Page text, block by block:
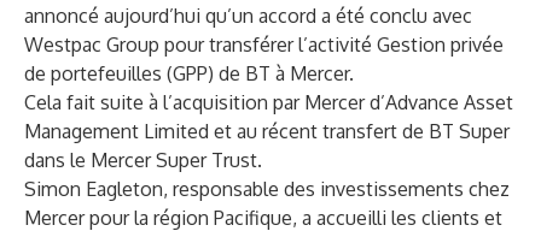
annoncé aujourd’hui qu’un accord a été conclu avec
Westpac Group pour transférer l’activité Gestion privée
de portefeuilles (GPP) de BT à Mercer.
Cela fait suite à l’acquisition par Mercer d’Advance Asset
Management Limited et au récent transfert de BT Super
dans le Mercer Super Trust.
Simon Eagleton, responsable des investissements chez
Mercer pour la région Pacifique, a accueilli les clients et